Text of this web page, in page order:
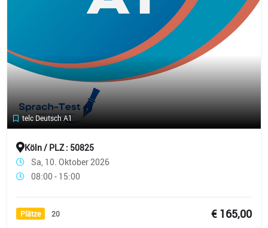
telc Deutsch A1
Köln / PLZ : 50825
Sa, 10. Oktober 2026
08:00 - 15:00
Plätze 20 € 165,00